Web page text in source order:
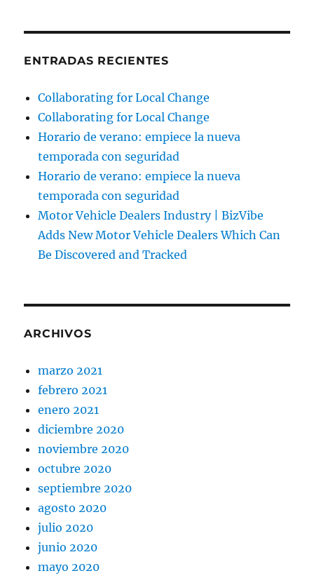
ENTRADAS RECIENTES
Collaborating for Local Change
Collaborating for Local Change
Horario de verano: empiece la nueva
temporada con seguridad
Horario de verano: empiece la nueva
temporada con seguridad
Motor Vehicle Dealers Industry | BizVibe
Adds New Motor Vehicle Dealers Which Can
Be Discovered and Tracked
ARCHIVOS
marzo 2021
febrero 2021
enero 2021
diciembre 2020
noviembre 2020
octubre 2020
septiembre 2020
agosto 2020
julio 2020
junio 2020
mayo 2020